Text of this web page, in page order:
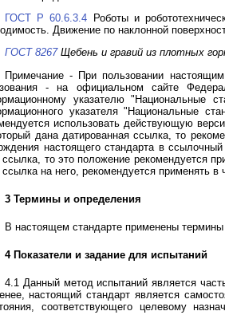
ГОСТ Р 60.6.3.4 Роботы и
Движение по наклонной
ГОСТ 8267Щебень и гравий из плотных
Примечание - При пользовании
- на официальном сайте
указателю "Национальные
указателя "Национальные
использовать действующую
дана датированная ссылка, то
настоящего стандарта в
ссылка, то это положение рекомендуется
ссылка на него, рекомендуется применять в
3 Термины и определения
В настоящем стандарте применены
4 Показатели и задание для испытаний
4.1 Данный метод испытаний является
настоящий стандарт является
соответствующего целевому